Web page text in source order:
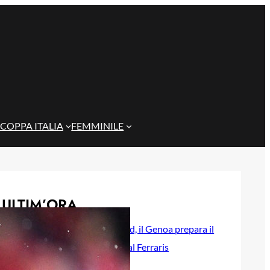
COPPA ITALIA FEMMINILE
ULTIM’ORA
Rientra Østigård, il Genoa prepara il
trittico di sfide al Ferraris
6 Agosto 2026